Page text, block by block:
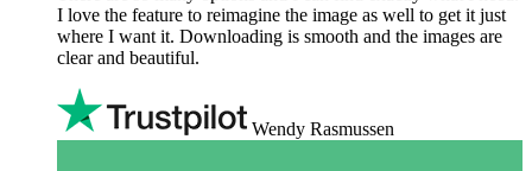
I love the feature to reimagine the image as well to get it just
where I want it. Downloading is smooth and the images are
clear and beautiful.
Wendy Rasmussen